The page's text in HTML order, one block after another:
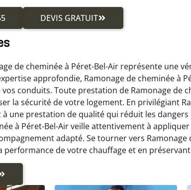
DEVIS GRATUIT
de cheminée à Péret-Bel-Air représente une
approfondie, Ramonage de cheminée à
conduits. Toute prestation de Ramonage de
la sécurité de votre logement. En privilégiant
à une prestation de qualité qui réduit les
à Péret-Bel-Air veille attentivement à
adapté. Se tourner vers Ramonage
performance de votre chauffage et en